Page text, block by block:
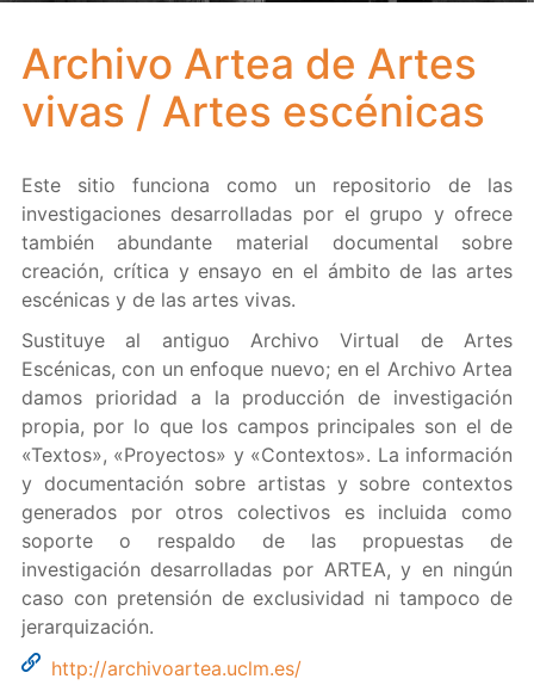
Archivo Artea de Artes
vivas / Artes escénicas
Este sitio funciona como un repositorio de las
investigaciones desarrolladas por el grupo y ofrece
también abundante material documental sobre
creación, crítica y ensayo en el ámbito de las artes
escénicas y de las artes vivas.
Sustituye al antiguo Archivo Virtual de Artes
Escénicas, con un enfoque nuevo; en el Archivo Artea
damos prioridad a la producción de investigación
propia, por lo que los campos principales son el de
«Textos», «Proyectos» y «Contextos». La información
y documentación sobre artistas y sobre contextos
generados por otros colectivos es incluida como
soporte o respaldo de las propuestas de
investigación desarrolladas por ARTEA, y en ningún
caso con pretensión de exclusividad ni tampoco de
jerarquización.
http://archivoartea.uclm.es/